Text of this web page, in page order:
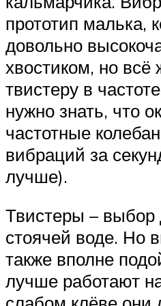
прототип малька,
довольно
хвостиком, но всё
твистеру в
нужно знать, что
частотные
вибраций за
лучше).
Твистеры – выбор
стоячей воде. Но
также вполне
лучше работают